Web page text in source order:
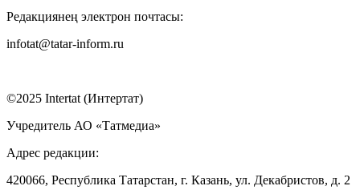
Редакциянең электрон почтасы:
infotat@tatar-inform.ru
©2025 Intertat (Интертат)
Учредитель АО «Татмедиа»
Адрес редакции:
420066, Республика Татарстан, г. Казань, ул. Декабристов, д. 2